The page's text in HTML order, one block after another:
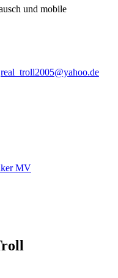
und mobile
real_troll2005@yahoo.de
MV